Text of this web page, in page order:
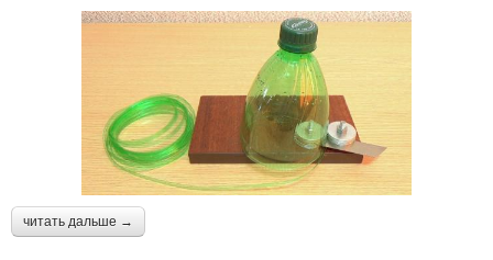
читать дальше →